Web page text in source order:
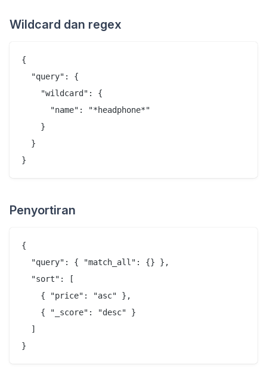
Wildcard dan regex
{
  "query": {
    "wildcard": {
      "name": "*headphone*"
    }
  }
Penyortiran
{
  "query": { "match_all": {} },
  "sort": [
    { "price": "asc" },
    { "_score": "desc" }
  ]